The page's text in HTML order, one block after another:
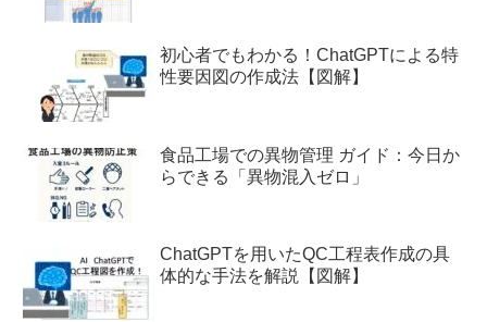
初心者でもわかる！ChatGPTによる特
性要因図の作成法【図解】
食品工場での異物管理 ガイド：今日か
らできる「異物混入ゼロ」
ChatGPTを用いたQC工程表作成の具
体的な手法を解説【図解】